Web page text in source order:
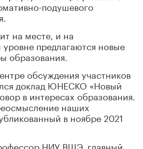
подушевого
на месте, и на
предлагаются новые
образования.
обсуждения участников
доклад ЮНЕСКО «Новый
в интересах образования.
наших
в ноябре 2021
НИУ ВШЭ, главный